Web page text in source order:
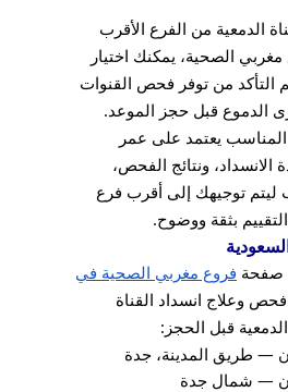
الدمعية من الفرع الأقرب
الصحية، يمكنك اختيار
التأكد من توفر فحص القنوات
الدموع قبل حجز الموعد.
المناسب يعتمد على عمر
ونتائج الفحص،
ليتم توجيهك إلى أقرب فرع
بثقة ووضوح.
صفحة فروع مغربي الصحية في
وعلاج انسداد القناة
قبل الحجز:
— طريق المدينة، جدة
— شمال جدة